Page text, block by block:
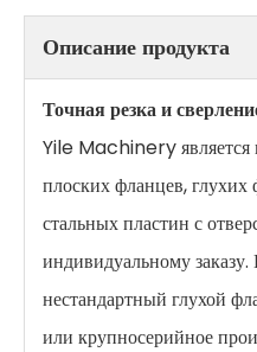
Описание продукта
Точная резка и
Yile Machinery
плоских фланцев, глухих
стальных пластин с
индивидуальному
нестандартный глухой
или крупносерийное